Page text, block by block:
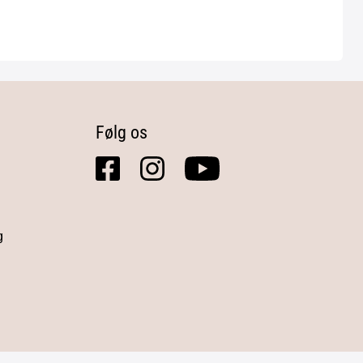
Følg os
facebook
square
instagram youtube